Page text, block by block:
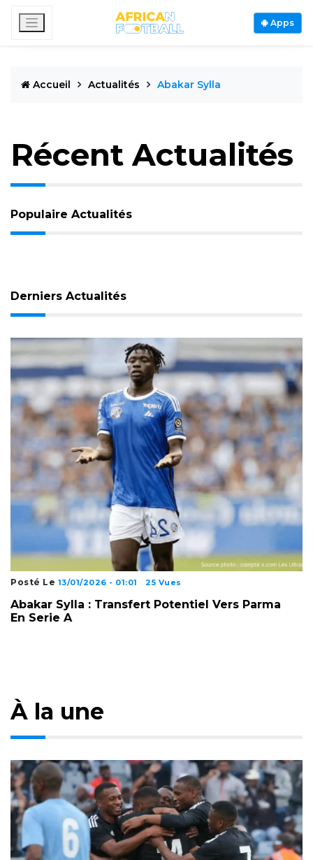
Apps
Accueil Actualités Abakar Sylla
Récent Actualités
Populaire Actualités
Derniers Actualités
Posté Le 13/01/2026 - 01:01 25 Vues
Abakar Sylla : Transfert Potentiel Vers Parma
En Serie A
À la une